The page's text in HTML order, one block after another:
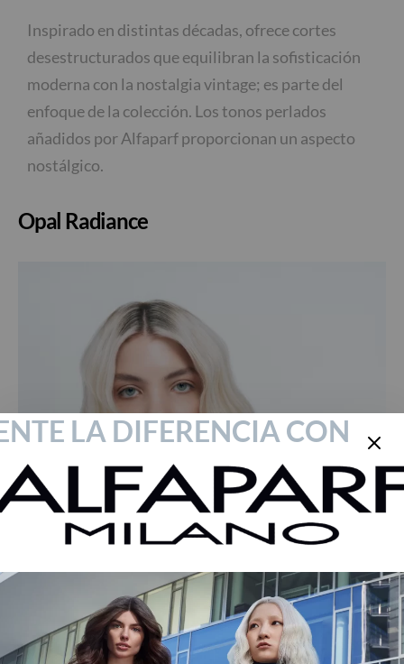
Inspirado en distintas décadas, ofrece cortes
desestructurados que equilibran la sofisticación
moderna con la nostalgia vintage; es parte del
enfoque de la colección. Los tonos perlados
añadidos por Alfaparf proporcionan un aspecto
nostálgico.
Opal Radiance
LA DIFERENCIA CON